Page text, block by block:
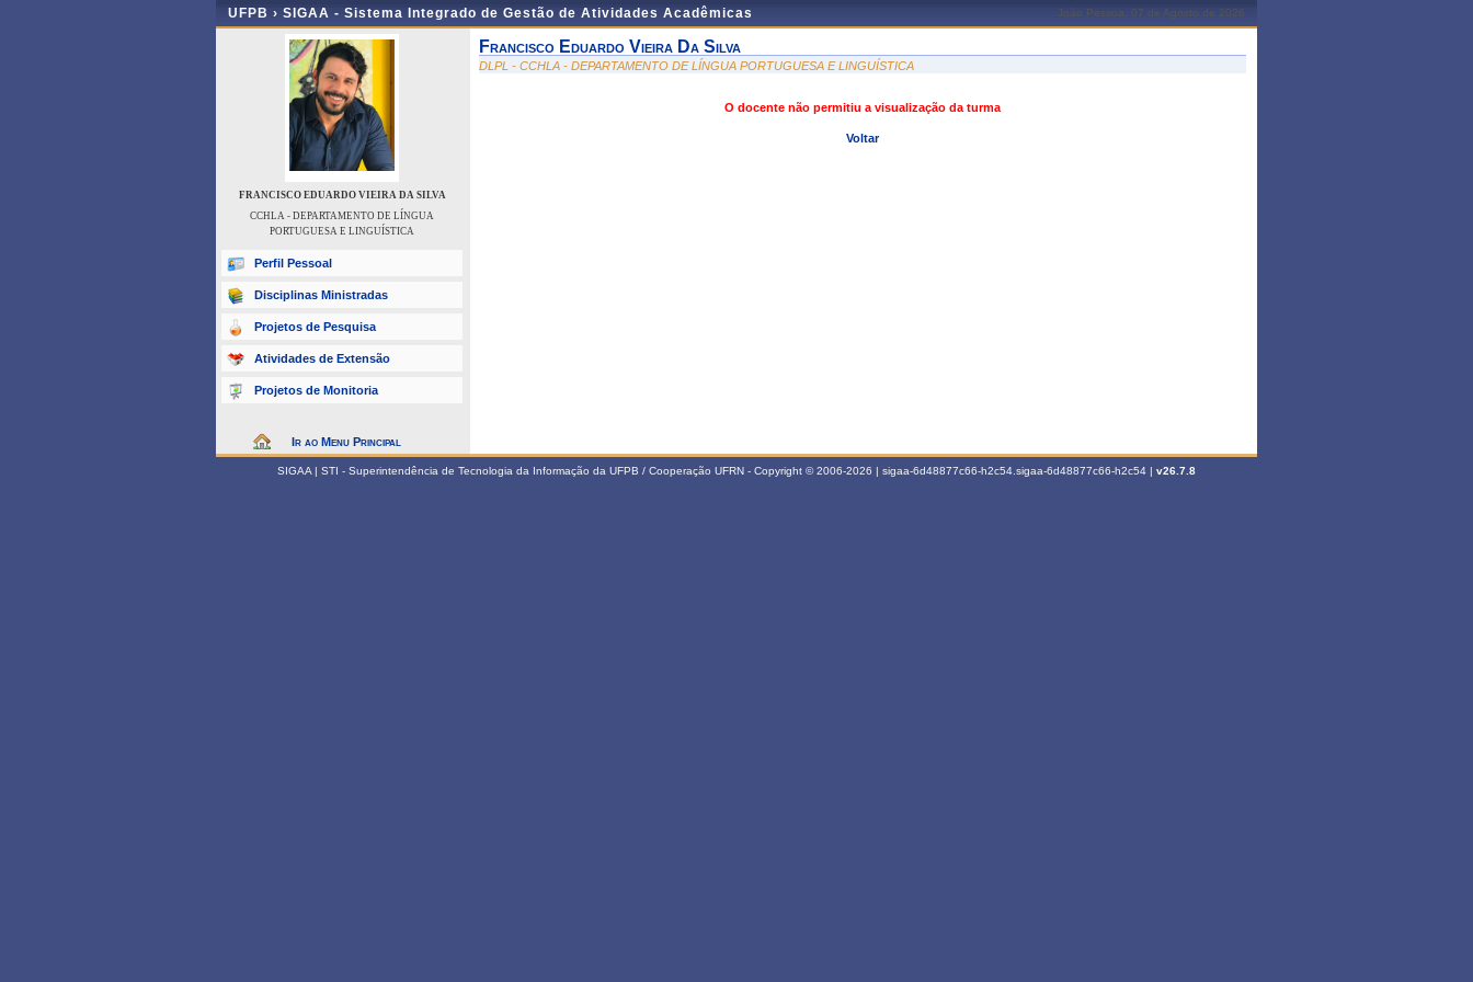
UFPB › SIGAA - Sistema Integrado de Gestão de Atividades Acadêmicas João Pessoa, 07 de Agosto de 2026
FRANCISCO EDUARDO VIEIRA DA SILVA
CCHLA - DEPARTAMENTO DE LÍNGUA
PORTUGUESA E LINGUÍSTICA
Perfil Pessoal
Disciplinas Ministradas
Projetos de Pesquisa
Atividades de Extensão
Projetos de Monitoria
Ir ao Menu Principal
Francisco Eduardo Vieira Da Silva
DLPL - CCHLA - DEPARTAMENTO DE LÍNGUA PORTUGUESA E LINGUÍSTICA
O docente não permitiu a visualização da turma
Voltar
SIGAA | STI - Superintendência de Tecnologia da Informação da UFPB / Cooperação UFRN - Copyright © 2006-2026 | sigaa-6d48877c66-h2c54.sigaa-6d48877c66-h2c54 | v26.7.8